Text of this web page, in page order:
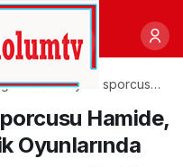
Belediyesi sporcusu
OyunlarındaHamide,
Oyunlarında
Paylaş